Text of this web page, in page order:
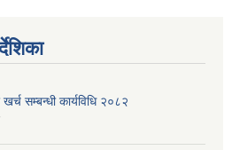
सम्बन्धी कार्यविधि २०८२